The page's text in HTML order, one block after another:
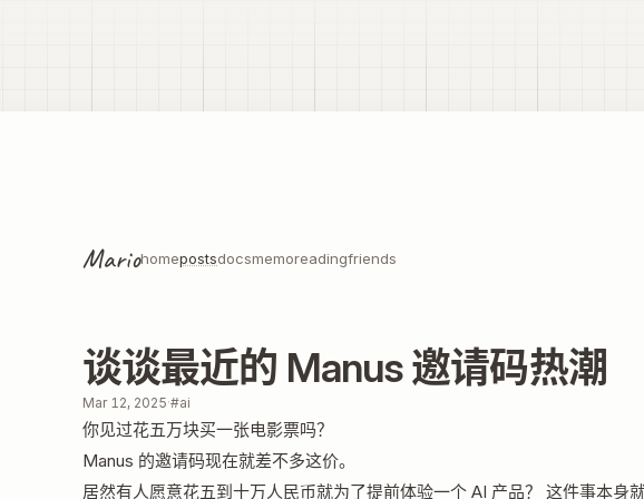
Mariohomepostsdocsmemoreadingfriends
谈谈最近的 Manus 邀请码热潮
Mar 12, 2025·#ai
你见过花五万块买一张电影票吗？
Manus 的邀请码现在就差不多这价。
居然有人愿意花五到十万人民币就为了提前体验一个 AI 产品？ 这件事本身